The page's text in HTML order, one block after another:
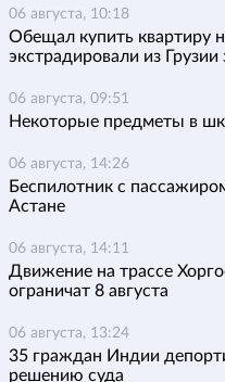
06 августа, 10:18
Обещал купить квартиру
экстрадировали из
06 августа, 09:51
Некоторые предметы в
06 августа, 14:26
Беспилотник с
Астане
06 августа, 14:11
Движение на трассе
ограничат 8 августа
06 августа, 13:24
35 граждан Индии
решению суда